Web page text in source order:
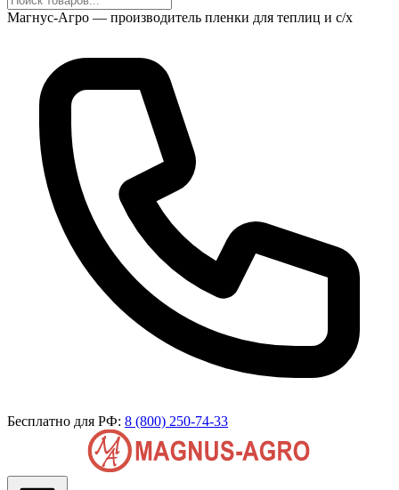
Магнус-Агро — производитель пленки для теплиц и с/х
Бесплатно для РФ: 8 (800) 250-74-33